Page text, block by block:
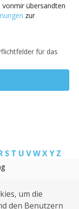
übersandten
zur
für das
S T U VWXY Z
um die
den Benutzern